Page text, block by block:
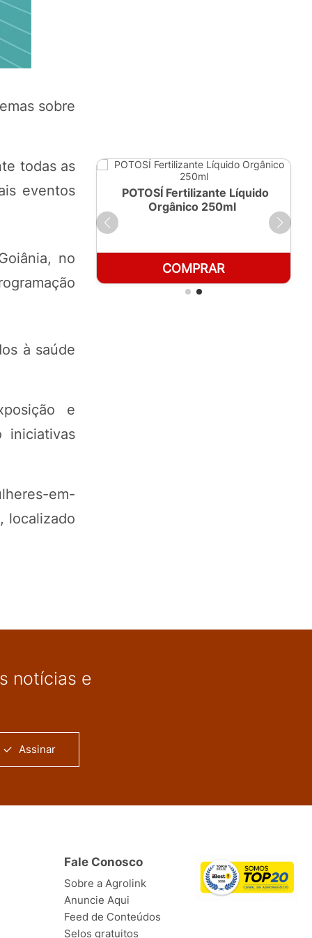
sobre
todas as
eventos
no
à saúde
e
iniciativas
em-
localizado
Líquido
POTOSÍ Fertilizante Líquido
Orgânico 250ml
COMPRAR
notícias e
Assinar
Fale Conosco
Sobre a Agrolink
Anuncie Aqui
Feed de Conteúdos
Selos gratuitos